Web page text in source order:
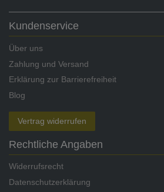
Kundenservice
Über uns
Zahlung und Versand
Erklärung zur Barrierefreiheit
Blog
Vertrag widerrufen
Rechtliche Angaben
Widerrufsrecht
Datenschutzerklärung